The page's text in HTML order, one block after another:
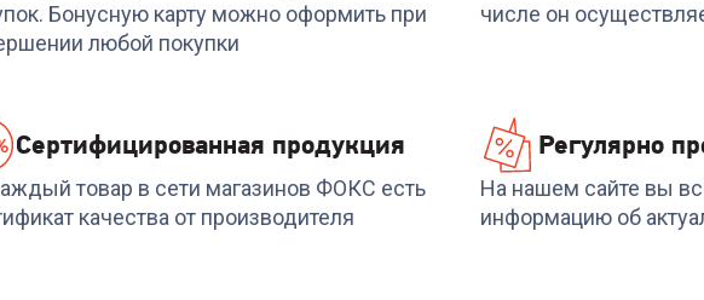
Бонусную карту можно оформить при
любой покупки
числе он
Cертифицированная продукция
товар в сети магазинов ФОКС есть
качества от производителя
Регулярно
На нашем сайте вы
информацию об